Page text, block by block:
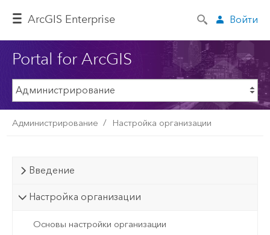
ArcGIS Enterprise Войти
Portal for ArcGIS
Администрирование Настройка организации
Введение
Настройка организации
Основы настройки организации